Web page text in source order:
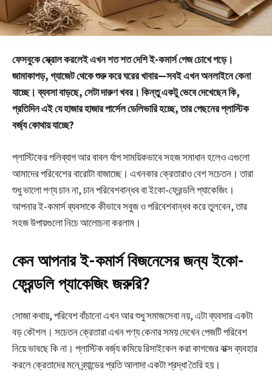
ফেসবুকে স্ক্রোল করলেই এখন শত শত দেশি ই-কমার্স পেজ চোখে পড়ে।
জামাকাপড়, গ্যাজেট থেকে শুরু করে ঘরের খাবার—সবই এখন অনলাইনে কেনা
যাচ্ছে। ব্যবসা বাড়ছে, সেটা দারুণ খবর। কিন্তু একটু ভেবে দেখেছেন কি,
প্রতিদিন এই যে হাজার হাজার পার্সেল ডেলিভারি হচ্ছে, তার পেছনের প্লাস্টিক
বর্জ্য কোথায় যাচ্ছে?
প্লাস্টিকের পলিব্যাগ আর বাবল র্যাপ সাময়িকভাবে সহজ সমাধান হলেও এগুলো
আমাদের পরিবেশের বারোটা বাজাচ্ছে। এখনকার ক্রেতারাও বেশ সচেতন। তারা
শুধু ভালো পণ্য চান না, চান পরিবেশবান্ধব বাইকো-ফ্রেন্ডলি প্যাকেজিং।
আপনার ই-কমার্স ব্যবসাকে কীভাবে সবুজ ও পরিবেশবান্ধব করে তুলবেন, তার
সহজ উপায়গুলো নিচে আলোচনা করলাম।
কেন আপনার ই-কমার্স বিজনেসের জন্য ইকো-
ফ্রেন্ডলি প্যাকেজিং জরুরি?
সোজা কথায়, পরিবেশ বাঁচানো এখন আর শুধু সমাজসেবা নয়, এটা ব্যবসার একটা
বড় কৌশল। সচেতন ক্রেতারা এখন পণ্য কেনার সময় দেখেন পেজটি পরিবেশ
নিয়ে ভাবছে কি না। প্লাস্টিক বর্জ্য কমিয়ে রিসাইকেল করা কাগজের বাক্স ব্যবহার
করলে ক্রেতাদের মনে ব্র্যান্ডের প্রতি আলাদা একটা শ্রদ্ধা তৈরি হয়।